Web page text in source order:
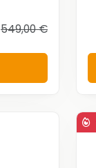
549,00 €